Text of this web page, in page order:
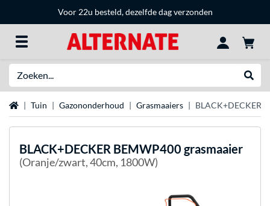
Voor 22u besteld, dezelfde dag verzonden
HomeTuin Gazononderhoud Grasmaaiers BLACK+DECKER
BLACK+DECKER BEMWP400 grasmaaier
(Oranje/zwart, 40cm, 1800W)